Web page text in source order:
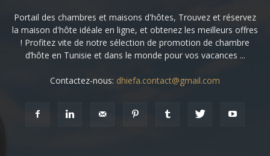
Portail des chambres et maisons d'hôtes, Trouvez et réservez
la maison d'hôte idéale en ligne, et obtenez les meilleurs offres
! Profitez vite de notre sélection de promotion de chambre
d’hôte en Tunisie et dans le monde pour vos vacances ...
Contactez-nous: dhiefa.contact@gmail.com